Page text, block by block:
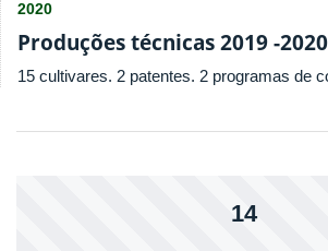
2020
Produções técnicas 2019 -2020
15 cultivares. 2 patentes. 2 programas de
14